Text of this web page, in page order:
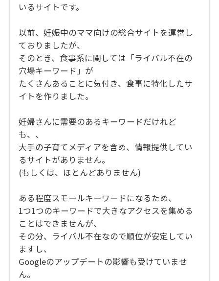
いるサイトです。
以前、妊娠中のママ向けの総合サイトを運営し
ておりましたが、
そのとき、食事系に関しては「ライバル不在の
穴場キーワード」が
たくさんあることに気付き、食事に特化したサ
イトを作りました。
妊婦さんに需要のあるキーワードだけれど
も、、
大手の子育てメディアを含め、情報提供してい
るサイトがありません。
(もしくは、ほとんどありません)
ある程度スモールキーワードになるため、
1つ1つのキーワードで大きなアクセスを集める
ことはできませんが、
その分、ライバル不在なので順位が安定してい
ますし、
Googleのアップデートの影響も受けていませ
ん。